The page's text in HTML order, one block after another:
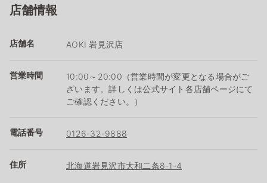
店舗情報
店舗名 AOKI 岩見沢店
営業時間
10:00～20:00（営業時間が変更となる場合がご
ざいます。詳しくは公式サイト各店舗ページにて
ご確認ください。）
電話番号 0126-32-9888
住所 北海道岩見沢市大和二条8-1-4